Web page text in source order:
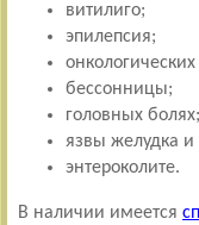
витилиго;
эпилепсия;
бессонницы;
головных болях;
язвы желудка и
энтероколите.
В наличии имеется